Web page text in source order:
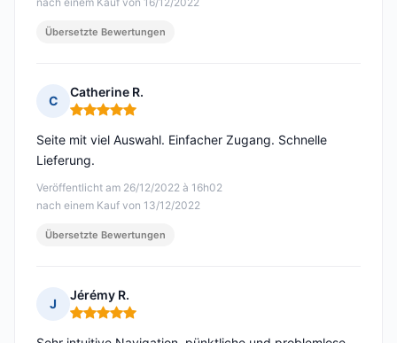
Übersetzte Bewertungen
C
Catherine R.
Hinweis: 5 von 5
Veröffentlicht am 26/12/2022 à 16h02
nach einem Kauf von 13/12/2022
Seite mit viel Auswahl. Einfacher Zugang. Schnelle
Lieferung.
Übersetzte Bewertungen
J
Jérémy R.
Hinweis: 5 von 5